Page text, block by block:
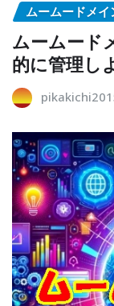
ムームードメイ
ムームード
的に管理し